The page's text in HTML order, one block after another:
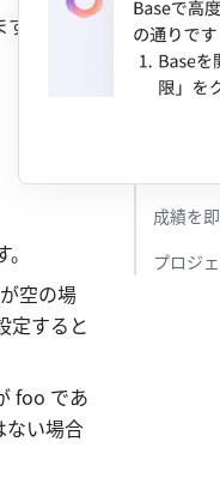
。
空の場
定すると
foo であ
ない場合
3. 操作手
IF 関数
成績を
プロジ